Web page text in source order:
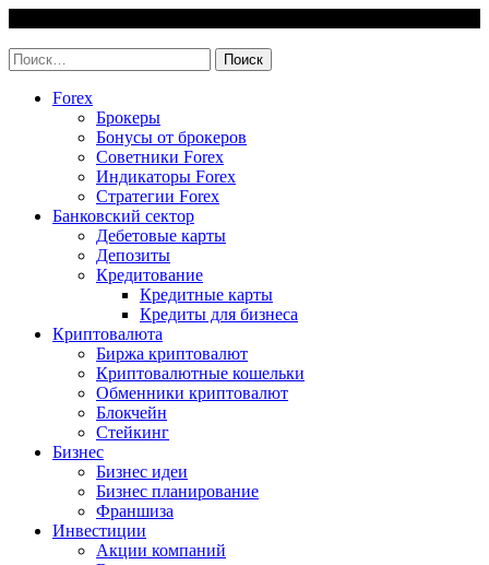
content
Найти:
Forex
Брокеры
Бонусы от брокеров
Советники Forex
Индикаторы Forex
Стратегии Forex
Банковский сектор
Дебетовые карты
Депозиты
Кредитование
Кредитные карты
Кредиты для бизнеса
Криптовалюта
Биржа криптовалют
Криптовалютные кошельки
Обменники криптовалют
Блокчейн
Стейкинг
Бизнес
Бизнес идеи
Бизнес планирование
Франшиза
Инвестиции
Акции компаний